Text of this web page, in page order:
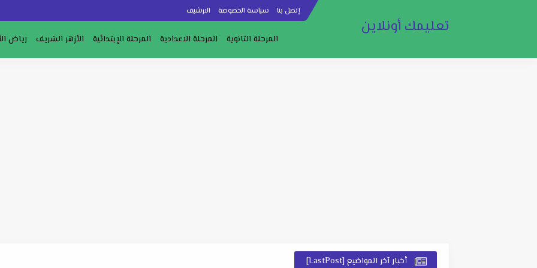
إتصل بنا سياسة الخصوصة الارشيف
تعليمك أونلاين
المرحلة الثانوية المرحلة الاعدادية المرحلة الإبتدائية الأزهر الشريف رياض
أخبار آخر المواضيع [LastPost]